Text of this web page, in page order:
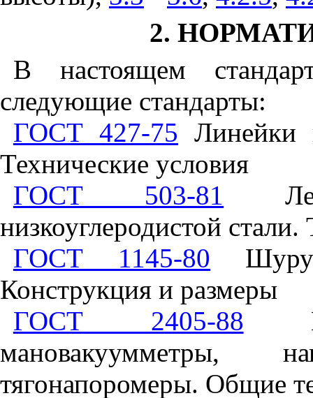
2.
В настоящем
следующие стандарты:
ГОСТ 427-75 Линейки
Технические условия
ГОСТ 503-81
низкоуглеродистой
ГОСТ 1145-80
Конструкция и размеры
ГОСТ 2405-88
мановакуумметры,
тягонапоромеры. Общие